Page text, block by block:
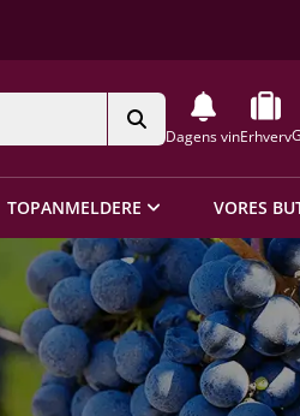
Dagens vinErhverv
TOPANMELDERE VORES